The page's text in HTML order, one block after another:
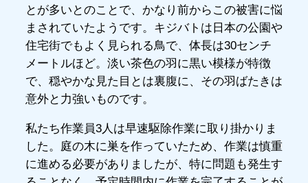
とが多いとのことで、かなり前からこの被害に悩
まされていたようです。キジバトは日本の公園や
住宅街でもよく見られる鳥で、体長は30センチ
メートルほど。淡い茶色の羽に黒い模様が特徴
で、穏やかな見た目とは裏腹に、その羽ばたきは
意外と力強いものです。
私たち作業員3人は早速駆除作業に取り掛かりま
した。庭の木に巣を作っていたため、作業は慎重
に進める必要がありましたが、特に問題も発生す